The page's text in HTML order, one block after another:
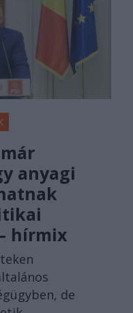
anyagi
hírmix
de